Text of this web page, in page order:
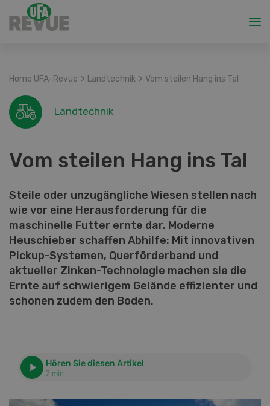
Home UFA-Revue > Landtechnik > Vom steilen Hang ins Tal
Landtechnik
Vom steilen Hang ins Tal
Steile oder unzugängliche Wiesen stellen nach
wie vor eine Herausforderung für die
maschinelle Futter ernte dar. Moderne
Heuschieber schaffen Abhilfe: Mit innovativen
Pickup-Systemen, Querförderband und
aktueller Zinken-Technologie machen sie die
Ernte auf schwierigem Gelände effizienter und
schonen zudem den Boden.
Hören Sie diesen Artikel
7 min